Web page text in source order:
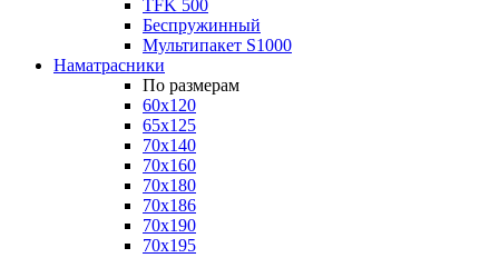
TFK 500
Беспружинный
Мультипакет S1000
Наматрасники
По размерам
60x120
65x125
70x140
70x160
70x180
70x186
70x190
70x195